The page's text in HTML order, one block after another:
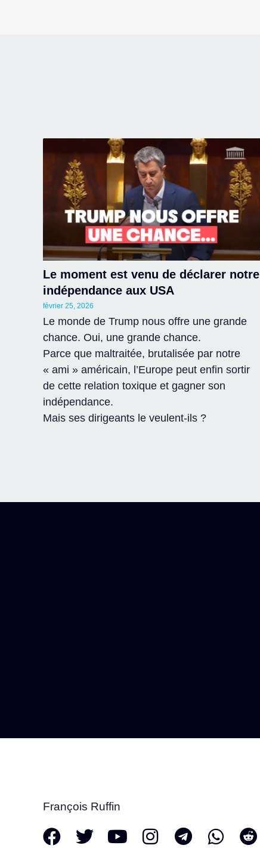
Le moment est venu de déclarer notre
indépendance aux USA
février 25, 2026
Le monde de Trump nous offre une grande
chance. Oui, une grande chance.
Parce que maltraitée, brutalisée par notre
« ami » américain, l’Europe peut enfin sortir
de cette relation toxique et gagner son
indépendance.
Mais ses dirigeants le veulent-ils ?
François Ruffin